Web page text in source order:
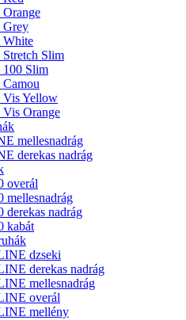
Orange
Grey
White
Stretch Slim
100 Slim
Camou
Vis Yellow
Vis Orange
mellesnadrág
derekas nadrág
overál
mellesnadrág
derekas nadrág
kabát
dzseki
derekas nadrág
mellesnadrág
overál
mellény